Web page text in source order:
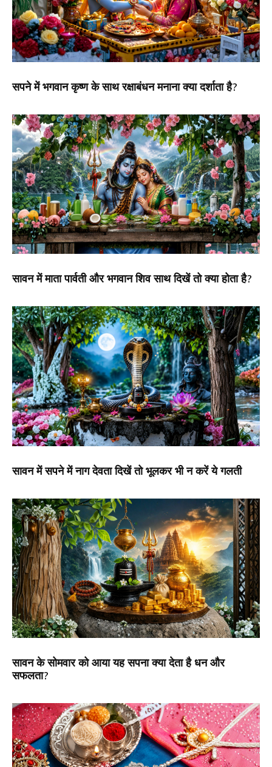
सपने में भगवान कृष्ण के साथ रक्षाबंधन मनाना क्या दर्शाता है?
सावन में माता पार्वती और भगवान शिव साथ दिखें तो क्या होता है?
सावन में सपने में नाग देवता दिखें तो भूलकर भी न करें ये गलती
सावन के सोमवार को आया यह सपना क्या देता है धन और
सफलता?